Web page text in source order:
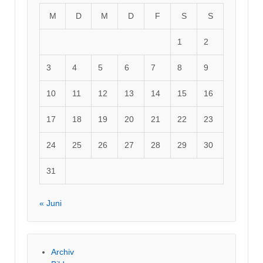
M D M D F S S
1 2
3 4 5 6 7 8 9
10 11 12 13 14 15 16
17 18 19 20 21 22 23
24 25 26 27 28 29 30
31
« Juni
Archiv